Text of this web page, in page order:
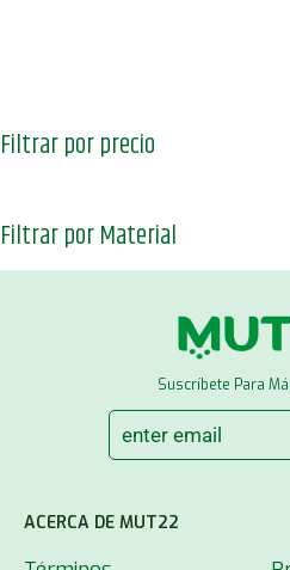
Filtrar por precio
Filtrar por Material
Suscríbete Para
ACERCA DE MUT22